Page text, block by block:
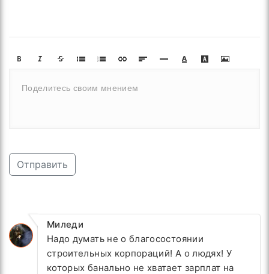
Отправить
Миледи
Надо думать не о благосостоянии
строительных корпораций! А о людях! У
которых банально не хватает зарплат на